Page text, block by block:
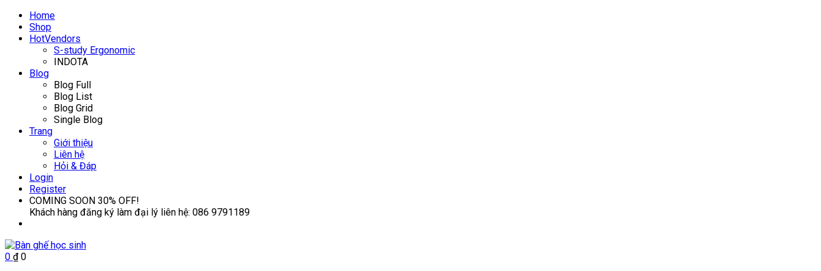
Home
Shop
HotVendors
S-study Ergonomic
INDOTA
Blog
Blog Full
Blog List
Blog Grid
Single Blog
Trang
Giới thiệu
Liên hệ
Hỏi & Đáp
Login
Register
COMING SOON 30% OFF!
Khách hàng đăng ký làm đại lý liên hệ: 086 9791189
0 ₫0